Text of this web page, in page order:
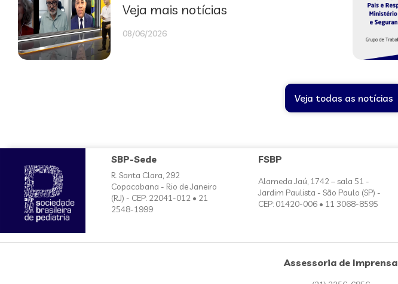
Veja mais notícias
08/06/2026
Veja todas as notícias
SBP-Sede
R. Santa Clara, 292
Copacabana - Rio de Janeiro
(RJ) - CEP: 22041-012 • 21
2548-1999
FSBP
Alameda Jaú, 1742 – sala 51 -
Jardim Paulista - São Paulo (SP) -
CEP: 01420-006 • 11 3068-8595
Assessoria de Imprensa